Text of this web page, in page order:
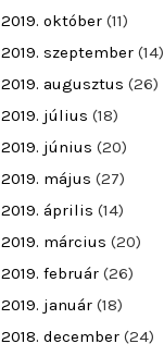
2019. október (11)
2019. szeptember (14)
2019. augusztus (26)
2019. július (18)
2019. június (20)
2019. május (27)
2019. április (14)
2019. március (20)
2019. február (26)
2019. január (18)
2018. december (24)